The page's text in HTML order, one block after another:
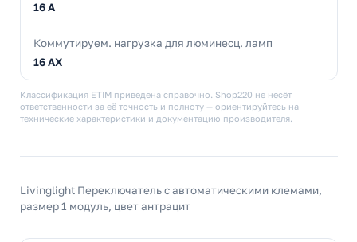
16 А
Коммутируем. нагрузка для люминесц. ламп
16 AX
Классификация ETIM приведена справочно. Shop220 не несёт
ответственности за её точность и полноту — ориентируйтесь на
технические характеристики и документацию производителя.
Livinglight Переключатель с автоматическими клемами,
размер 1 модуль, цвет антрацит